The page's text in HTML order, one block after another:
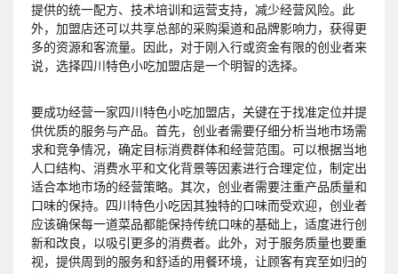
提供的统一配方、技术培训和运营支持，减少经营风险。此
外，加盟店还可以共享总部的采购渠道和品牌影响力，获得更
多的资源和客流量。因此，对于刚入行或资金有限的创业者来
说，选择四川特色小吃加盟店是一个明智的选择。
要成功经营一家四川特色小吃加盟店，关键在于找准定位并提
供优质的服务与产品。首先，创业者需要仔细分析当地市场需
求和竞争情况，确定目标消费群体和经营范围。可以根据当地
人口结构、消费水平和文化背景等因素进行合理定位，制定出
适合本地市场的经营策略。其次，创业者需要注重产品质量和
口味的保持。四川特色小吃因其独特的口味而受欢迎，创业者
应该确保每一道菜品都能保持传统口味的基础上，适度进行创
新和改良，以吸引更多的消费者。此外，对于服务质量也要重
视，提供周到的服务和舒适的用餐环境，让顾客有宾至如归的